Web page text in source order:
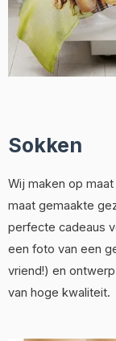
Sokken
Wij maken op
maat gemaakte
perfecte cadeaus
een foto van een
vriend!) en
van hoge kwaliteit.